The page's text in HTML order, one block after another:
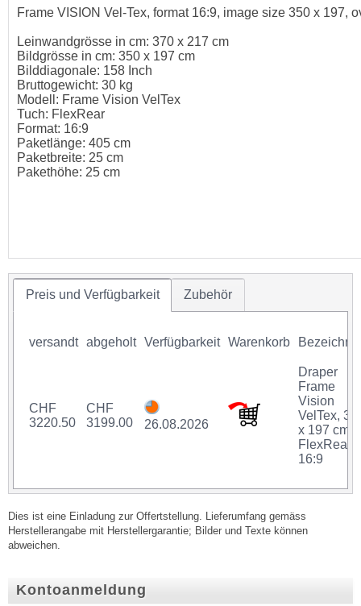
Kontoanmeldung
Frame VISION Vel-Tex, format 16:9, image size 350 x 197,
Leinwandgrösse in cm: 370 x 217 cm
Bildgrösse in cm: 350 x 197 cm
Bilddiagonale: 158 Inch
Bruttogewicht: 30 kg
Modell: Frame Vision VelTex
Tuch: FlexRear
Format: 16:9
Paketlänge: 405 cm
Paketbreite: 25 cm
Pakethöhe: 25 cm
Preis und Verfügbarkeit Zubehör
versandt abgeholt Verfügbarkeit Warenkorb
CHF
3220.50
CHF
3199.00
26.08.2026
Draper
Frame
Vision
VelTex,
x 197 cm,
FlexRear,
16:9
Dies ist eine Einladung zur Offertstellung. Lieferumfang gemäss
Herstellerangabe mit Herstellergarantie; Bilder und Texte können
abweichen.